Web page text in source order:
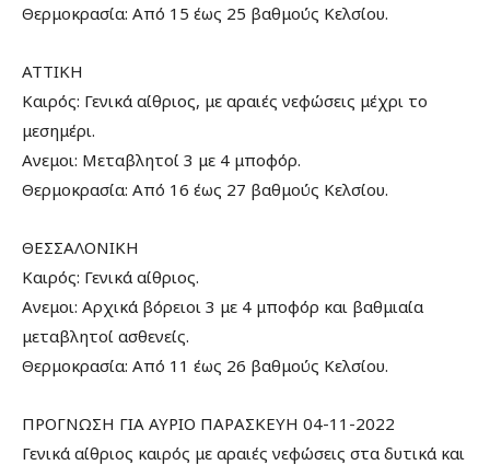
Θερμοκρασία: Από 15 έως 25 βαθμούς Κελσίου.
ΑΤΤΙΚΗ
Καιρός: Γενικά αίθριος, με αραιές νεφώσεις μέχρι το
μεσημέρι.
Ανεμοι: Μεταβλητοί 3 με 4 μποφόρ.
Θερμοκρασία: Από 16 έως 27 βαθμούς Κελσίου.
ΘΕΣΣΑΛΟΝΙΚΗ
Καιρός: Γενικά αίθριος.
Ανεμοι: Αρχικά βόρειοι 3 με 4 μποφόρ και βαθμιαία
μεταβλητοί ασθενείς.
Θερμοκρασία: Από 11 έως 26 βαθμούς Κελσίου.
ΠΡΟΓΝΩΣΗ ΓΙΑ ΑΥΡΙΟ ΠΑΡΑΣΚΕΥΗ 04-11-2022
Γενικά αίθριος καιρός με αραιές νεφώσεις στα δυτικά και